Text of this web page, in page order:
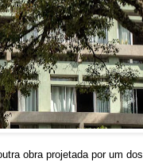
obra projetada por um dos